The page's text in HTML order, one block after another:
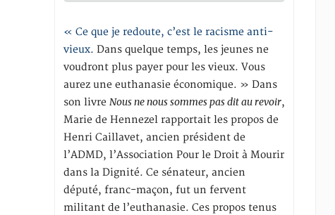
« Ce que je redoute, c’est le racisme anti-
vieux. Dans quelque temps, les jeunes ne
voudront plus payer pour les vieux. Vous
aurez une euthanasie économique. » Dans
son livreNous ne nous sommes pas dit au revoir,
Marie de Hennezel rapportait les propos de
Henri Caillavet, ancien président de
l’ADMD, l’Association Pour le Droit à Mourir
dans la Dignité. Ce sénateur, ancien
député, franc-maçon, fut un fervent
militant de l’euthanasie. Ces propos tenus